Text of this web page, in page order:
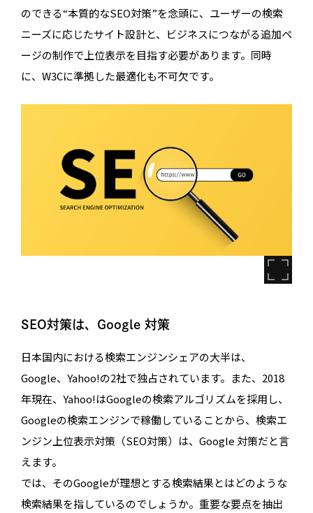
のできる“本質的なSEO対策”を念頭に、ユーザーの検索
ニーズに応じたサイト設計と、ビジネスにつながる追加ペ
ージの制作で上位表示を目指す必要があります。同時
に、W3Cに準拠した最適化も不可欠です。
SEO対策は、Google 対策
日本国内における検索エンジンシェアの大半は、
Google、Yahoo!の2社で独占されています。また、2018
年現在、Yahoo!はGoogleの検索アルゴリズムを採用し、
Googleの検索エンジンで稼働していることから、検索エ
ンジン上位表示対策（SEO対策）は、Google 対策だと言
えます。
では、そのGoogleが理想とする検索結果とはどのような
検索結果を指しているのでしょうか。重要な要点を抽出